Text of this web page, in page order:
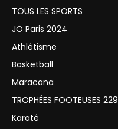
TOUS LES SPORTS
JO Paris 2024
Athlétisme
Basketball
Maracana
TROPHÉES FOOTEUSES 229
Karaté